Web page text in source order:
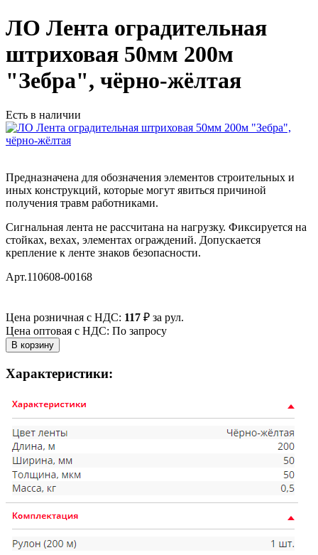
ЛО Лента оградительная
штриховая 50мм 200м
"Зебра", чёрно-жёлтая
Есть в наличии
Предназначена для обозначения элементов строительных и
иных конструкций, которые могут явиться причиной
получения травм работниками.
Сигнальная лента не рассчитана на нагрузку. Фиксируется на
стойках, вехах, элементах ограждений. Допускается
крепление к ленте знаков безопасности.
Арт.110608-00168
Цена розничная с НДС: 117 ₽ за рул.
Цена оптовая с НДС: По запросу
Характеристики: